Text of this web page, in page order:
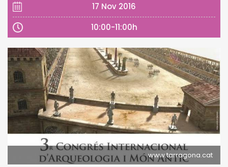
17 Nov 2016
10:00-11:00h
www.tarragona.cat